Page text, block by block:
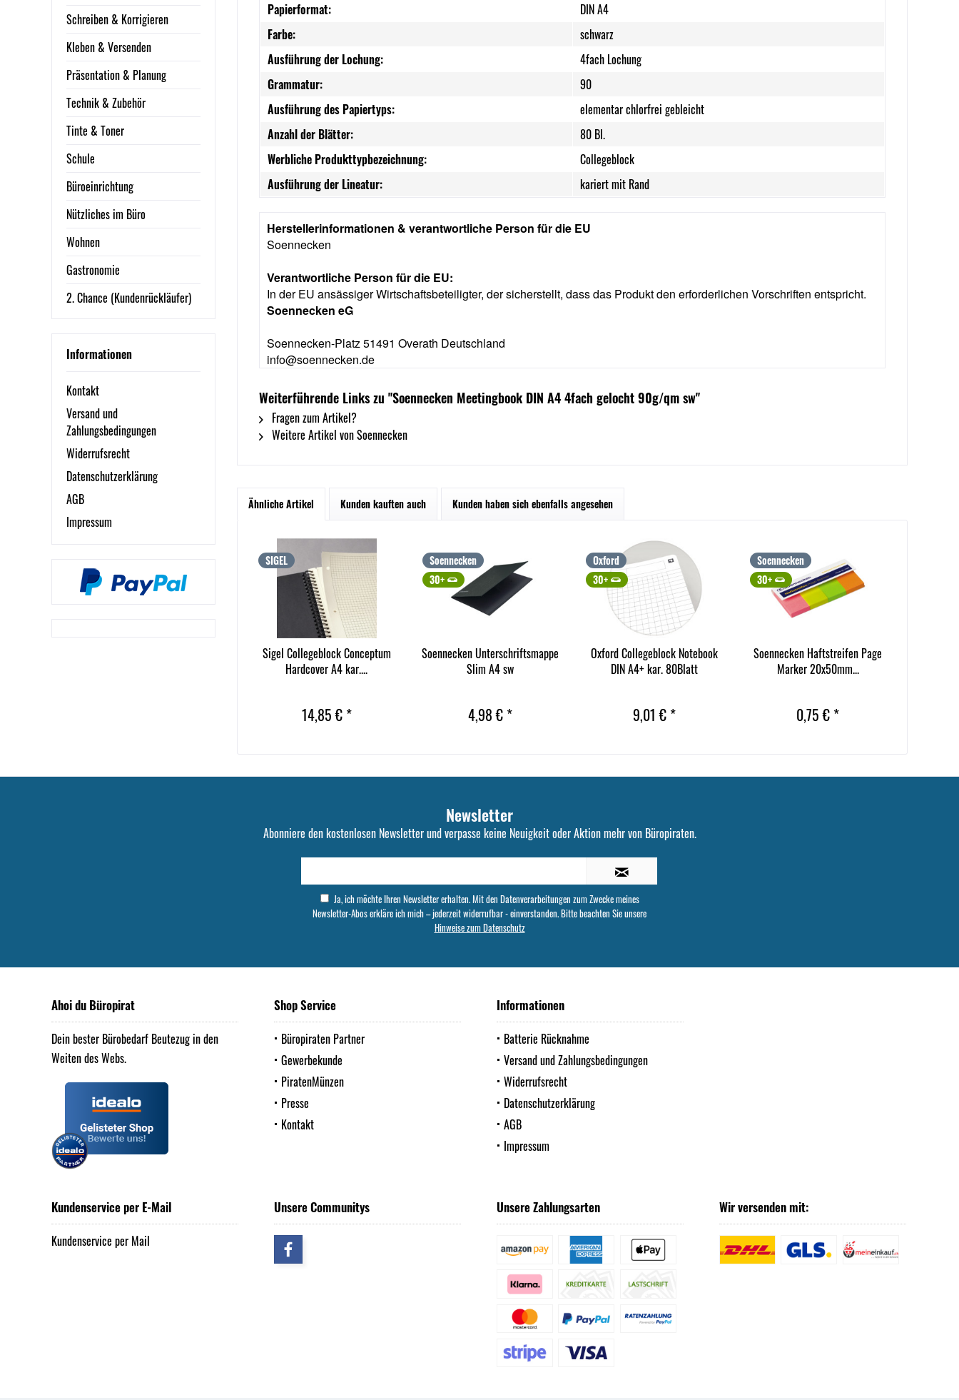
Schreiben & Korrigieren
Kleben & Versenden
Präsentation & Planung
Technik & Zubehör
Tinte & Toner
Schule
Büroeinrichtung
Nützliches im Büro
Wohnen
Gastronomie
2. Chance (Kundenrückläufer)
Informationen
Kontakt
Versand und
Zahlungsbedingungen
Widerrufsrecht
Datenschutzerklärung
AGB
Impressum
Papierformat:
DIN A4
Farbe:
schwarz
Ausführung der Lochung:
4fach Lochung
Grammatur:
90
Ausführung des Papiertyps:
elementar chlorfrei gebleicht
Anzahl der Blätter:
80 Bl.
Werbliche Produkttypbezeichnung:
Collegeblock
Ausführung der Lineatur:
kariert mit Rand
Herstellerinformationen & verantwortliche Person für die EU
Soennecken
Verantwortliche Person für die EU:
In der EU ansässiger Wirtschaftsbeteiligter, der sicherstellt, dass das Produkt den erforderlichen Vorschriften entspricht.
Soennecken eG
Soennecken-Platz 51491 Overath Deutschland
info@soennecken.de
Weiterführende Links zu "Soennecken Meetingbook DIN A4 4fach gelocht 90g/qm sw"
Fragen zum Artikel?
Weitere Artikel von Soennecken
Ähnliche Artikel Kunden kauften auch Kunden haben sich ebenfalls angesehen
SIGEL
Sigel Collegeblock Conceptum
Hardcover A4 kar....
14,85 € *
Soennecken
30+
Soennecken Unterschriftsmappe
Slim A4 sw
4,98 € *
Oxford
30+
Oxford Collegeblock Notebook
DIN A4+ kar. 80Blatt
9,01 € *
Soennecken
30+
Soennecken Haftstreifen Page
Marker 20x50mm...
0,75 € *
Newsletter
Abonniere den kostenlosen Newsletter und verpasse keine Neuigkeit oder Aktion mehr von Büropiraten.
Ja, ich möchte Ihren Newsletter erhalten. Mit den Datenverarbeitungen zum Zwecke meines
Newsletter-Abos erkläre ich mich – jederzeit widerrufbar - einverstanden. Bitte beachten Sie unsere
Hinweise zum Datenschutz
Ahoi du Büropirat
Dein bester Bürobedarf Beutezug in den
Weiten des Webs.
Shop Service
Büropiraten Partner
Gewerbekunde
PiratenMünzen
Presse
Kontakt
Informationen
Batterie Rücknahme
Versand und Zahlungsbedingungen
Widerrufsrecht
Datenschutzerklärung
AGB
Impressum
Kundenservice per E-Mail
Kundenservice per Mail
Unsere Communitys Unsere Zahlungsarten Wir versenden mit: